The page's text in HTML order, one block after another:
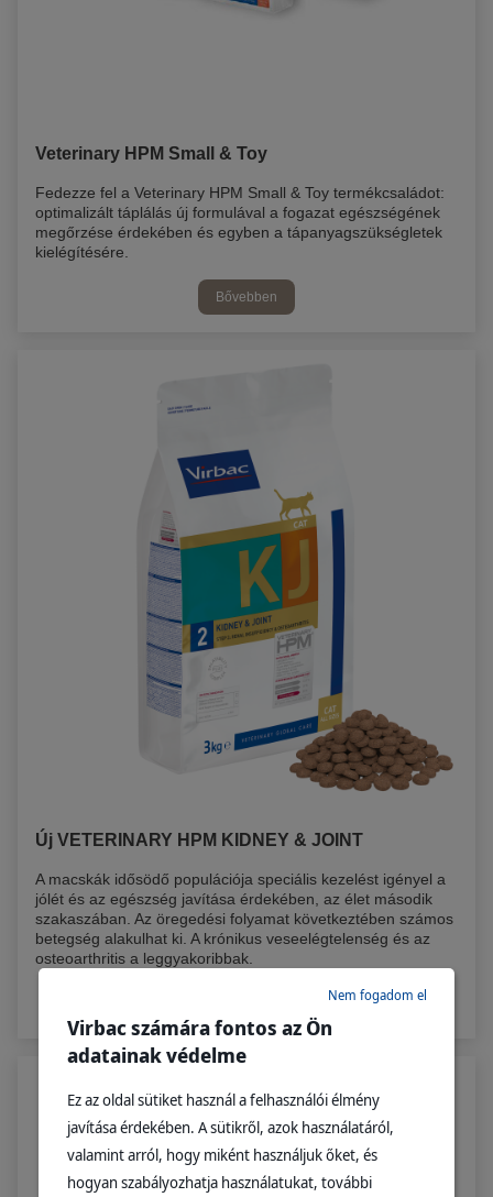
Bővebben
Veterinary HPM Small & Toy
Fedezze fel a Veterinary HPM Small & Toy termékcsaládot:
optimalizált táplálás új formulával a fogazat egészségének
megőrzése érdekében és egyben a tápanyagszükségletek
kielégítésére.
Új VETERINARY HPM KIDNEY & JOINT
A macskák idősödő populációja speciális kezelést igényel a
jólét és az egészség javítása érdekében, az élet második
szakaszában. Az öregedési folyamat következtében számos
betegség alakulhat ki. A krónikus veseelégtelenség és az
osteoarthritis a leggyakoribbak.
Virbac számára fontos az Ön
adatainak védelme
Ez az oldal sütiket használ a felhasználói élmény
javítása érdekében. A sütikről, azok használatáról,
valamint arról, hogy miként használjuk őket, és
hogyan szabályozhatja használatukat, további
Nem fogadom el